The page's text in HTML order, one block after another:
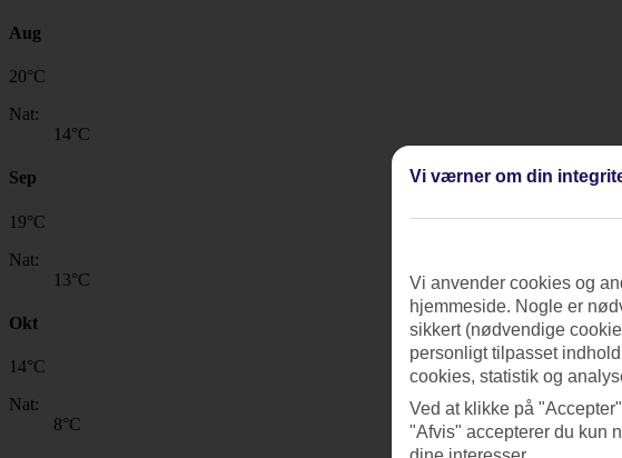
Aug
20°C
Nat:
14°C
Sep
19°C
Nat:
13°C
Okt
14°C
Nat:
8°C
Vi værner om din
Vi anvender cookies og
hjemmeside. Nogle er
sikkert (nødvendige
personligt tilpasset
cookies, statistik og
Ved at klikke på
"Afvis" accepterer du kun